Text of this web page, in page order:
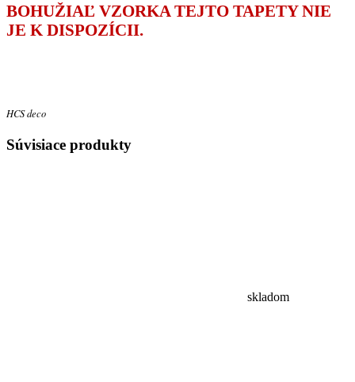
BOHUŽIAĽ VZORKA TEJTO TAPETY NIE
JE K DISPOZÍCII.
HCS deco
Súvisiace produkty
skladom